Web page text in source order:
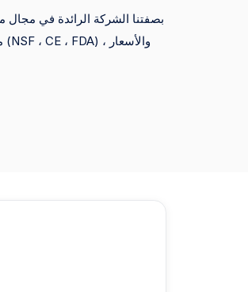
بصفتنا الشركة الرائدة في مجال